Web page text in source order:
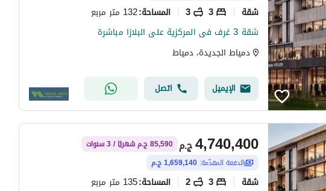
شقة 3
3 المساحة:132 متر مربع
شقة 3 غرف فى المركزية على البلازا مباشرة
دمياط الجديدة، دمياط
الإيميل اتصل
ج.م4,740,400
85,590 ج.م شهريًا / 3 سنوات
الدفعة المقدّمة: 1,659,140 ج.م
شقة 3
2 المساحة:135 متر مربع